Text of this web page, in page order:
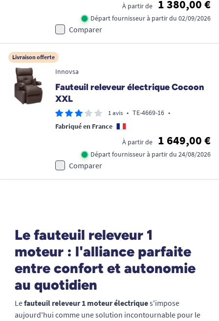
À partir de
1 380,00 €
Départ fournisseur à partir du 02/09/2026
Comparer
Livraison offerte
Innovsa
Fauteuil releveur électrique Cocoon
XXL
1 avis • TE-4669-16 •
Fabriqué en France
À partir de
1 649,00 €
Départ fournisseur à partir du 24/08/2026
Comparer
Le fauteuil releveur 1
moteur : l'alliance parfaite
entre confort et autonomie
au quotidien
Lefauteuil releveur 1 moteur électriques'impose
aujourd'hui comme une solution incontournable pour le